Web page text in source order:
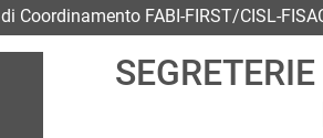
Coordinamento FABI-FIRST/CISL-